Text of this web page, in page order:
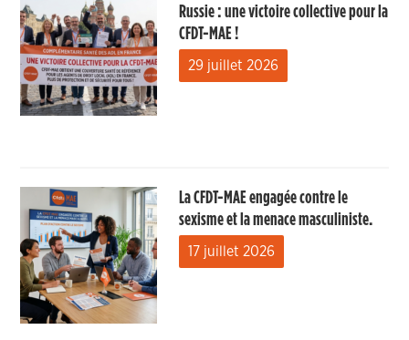
Russie : une victoire collective pour la
CFDT-MAE !
29 juillet 2026
La CFDT-MAE engagée contre le
sexisme et la menace masculiniste.
17 juillet 2026